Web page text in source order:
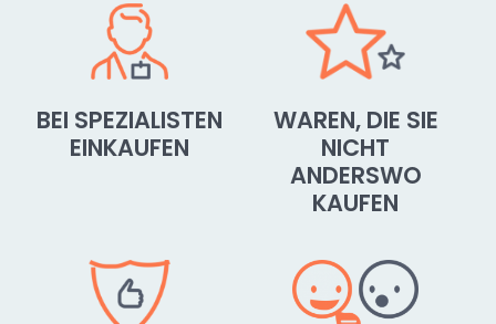
BEI SPEZIALISTEN
EINKAUFEN
WAREN, DIE SIE
NICHT
ANDERSWO
KAUFEN